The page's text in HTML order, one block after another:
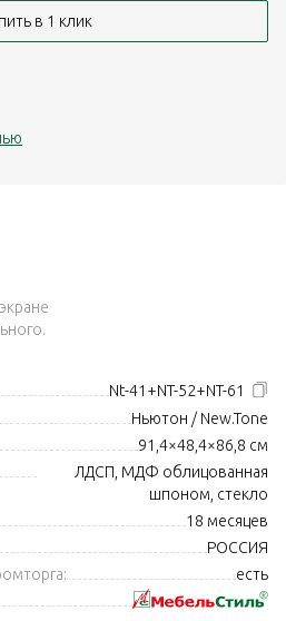
Nt-41+NT-52+NT-61
Ньютон / New.Tone
91,4×48,4×86,8 см
ЛДСП, МДФ облицованная
шпоном, стекло
18 месяцев
РОССИЯ
есть
в 1 клик